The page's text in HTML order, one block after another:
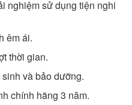
nghiệm sử dụng tiện nghi
êm ái.
thời gian.
và bảo dưỡng.
chính hãng 3 năm.